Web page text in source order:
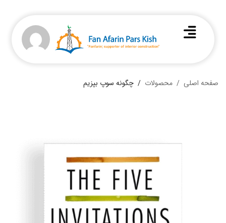
صفحه اصلی محصولات چگونه سوپ بپزیم